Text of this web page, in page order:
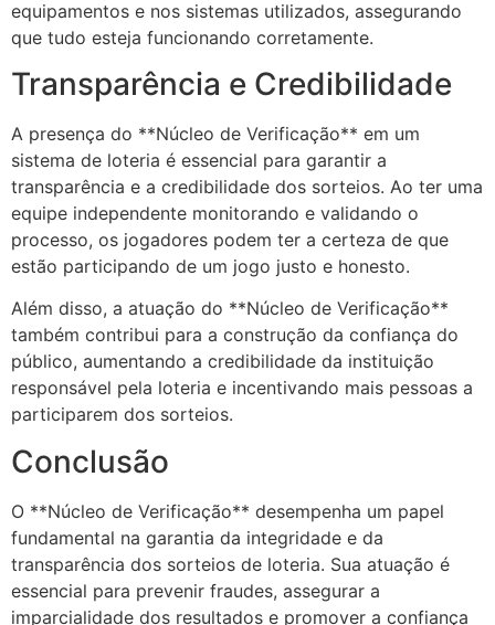
equipamentos e nos sistemas utilizados, assegurando
que tudo esteja funcionando corretamente.
Transparência e Credibilidade
A presença do **Núcleo de Verificação** em um
sistema de loteria é essencial para garantir a
transparência e a credibilidade dos sorteios. Ao ter uma
equipe independente monitorando e validando o
processo, os jogadores podem ter a certeza de que
estão participando de um jogo justo e honesto.
Além disso, a atuação do **Núcleo de Verificação**
também contribui para a construção da confiança do
público, aumentando a credibilidade da instituição
responsável pela loteria e incentivando mais pessoas a
participarem dos sorteios.
Conclusão
O **Núcleo de Verificação** desempenha um papel
fundamental na garantia da integridade e da
transparência dos sorteios de loteria. Sua atuação é
essencial para prevenir fraudes, assegurar a
imparcialidade dos resultados e promover a confiança